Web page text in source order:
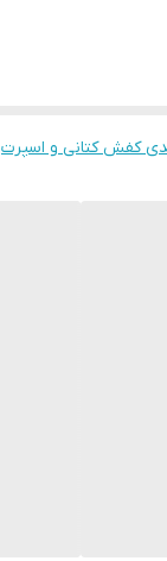
کفش کتانی و اسپرت